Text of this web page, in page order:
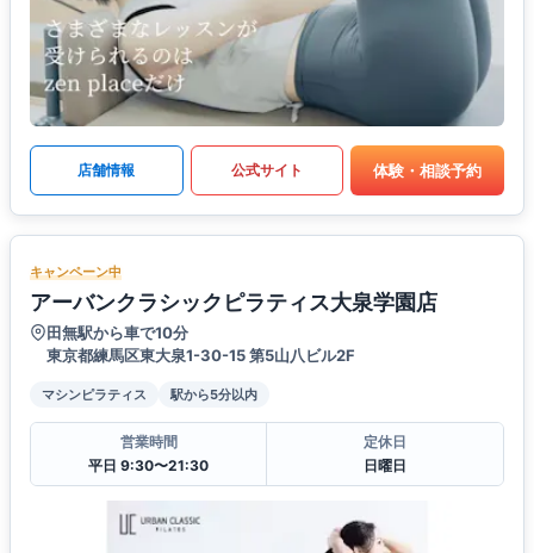
店舗情報 公式サイト 体験・相談予約
キャンペーン中
アーバンクラシックピラティス大泉学園店
田無駅から車で10分
東京都練馬区東大泉1-30-15 第5山八ビル2F
マシンピラティス 駅から5分以内
営業時間
平日 9:30〜21:30
定休日
日曜日